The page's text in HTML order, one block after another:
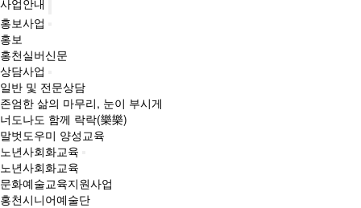
홍보사업
홍보
홍천실버신문
상담사업
일반 및 전문상담
존엄한 삶의 마무리, 눈이 부시게
너도나도 함께 락락(樂樂)
말벗도우미 양성교육
노년사회화교육
노년사회화교육
문화예술교육지원사업
홍천시니어예술단